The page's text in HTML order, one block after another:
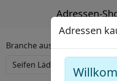
Adressen-
Branche auswählen
Adressen